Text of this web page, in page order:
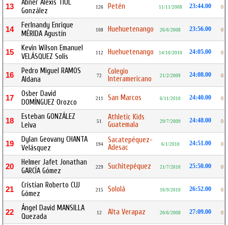
13
Abner Alexis TIUL
González
126 Petén 11/11/2008 23:44.00 0
14
Ferlnandy Enrique
MÉRIDA Agustín
108 Huehuetenango 26/6/2008 23:56.00 0
15
Kevin Wilson Emanuel
VELÁSQUEZ Solis
112 Huehuetenango 14/10/2010 24:05.00 0
16
Pedro Miguel RAMOS
Aldana
72
Colegio
Interamericano
21/2/2009 24:08.00 0
17
Osber David
DOMÍNGUEZ Orozco
211 San Marcos 6/11/2010 24:40.00 0
18
Esteban GONZÁLEZ
Leiva
51
Athletic Kids
Guatemala
29/7/2009 24:48.00 0
19
Dylan Geovany CHANTA
Velásquez
194
Sacatepéquez-
Adesac
6/1/2010 24:51.00 0
20
Helmer Jafet Jonathan
GARCÍA Gómez
229 Suchitepéquez 21/7/2010 25:50.00 0
21
Cristian Roberto CUJ
Gómez
215 Sololá 16/9/2010 26:52.00 0
22
Ángel David MANSILLA
Quezada
12 Alta Verapaz 20/6/2008 27:09.00 0